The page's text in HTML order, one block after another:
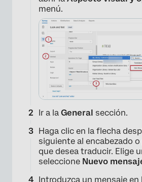
menú.
Ir a la General sección.
Haga clic en la flecha
siguiente al encabezado
que desea traducir. Elige
seleccione Nuevo
Introduzca un mensaje en